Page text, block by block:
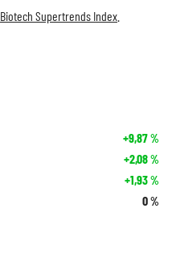
Biotech Supertrends Index
+9,87%
+2,08%
+1,93%
0%